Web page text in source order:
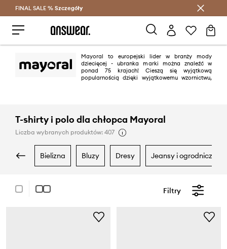
Oszczędzaj z Answear Club >
FINAL SALE % Szczegóły
Mayoral to europejski lider w branży mody
dziecięcej - ubranka marki można znaleźć w
ponad 75 krajach! Cieszą się wyjątkową
popularnością dzięki wyjątkowemu wzornictwu,
T-shirty i polo dla chłopca Mayoral
Liczba wybranych produktów: 407
bielizna bluzy dresy jeansy i ogrodniczki
Filtry